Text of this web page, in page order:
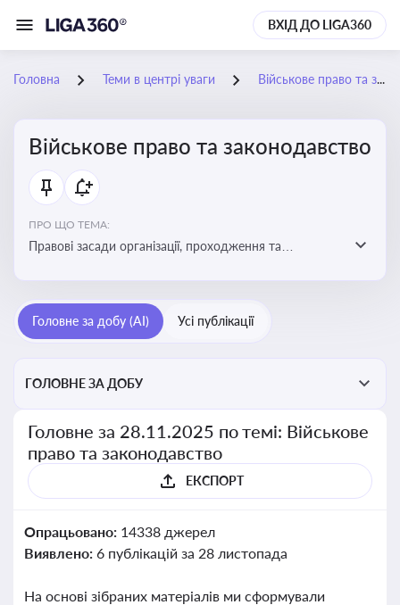
ВХІД ДО LIGA360
Головна Теми в центрі уваги Військове право та законодавство
Військове право та законодавство
ПРО ЩО ТЕМА:
Правові засади організації, проходження та
військовослужбовців у воєнний час
Головне за добу (AI) Усі публікації
ГОЛОВНЕ ЗА ДОБУ
Головне за 28.11.2025 по темі: Військове
право та законодавство
ЕКСПОРТ
Опрацьовано: 14338 джерел
Виявлено: 6 публікацій за 28 листопада
На основі зібраних матеріалів ми сформували